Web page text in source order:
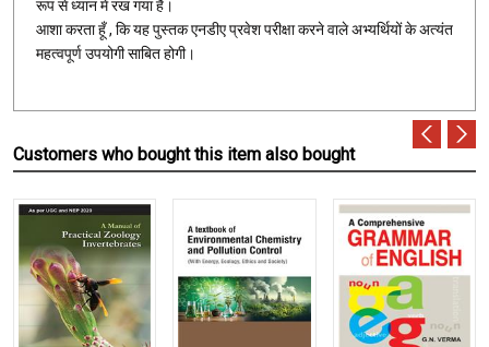
रूप से ध्यान में रख गया है।
आशा करता हूँ , कि यह पुस्तक एनडीए प्रवेश परीक्षा करने वाले अभ्यर्थियों के अत्यंत
महत्वपूर्ण उपयोगी साबित होगी।
Customers who bought this item also bought